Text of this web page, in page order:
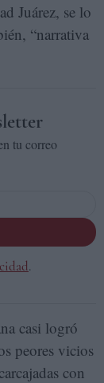
Juárez, se lo
“narrativa
tu correo
.
casi logró
peores vicios
con